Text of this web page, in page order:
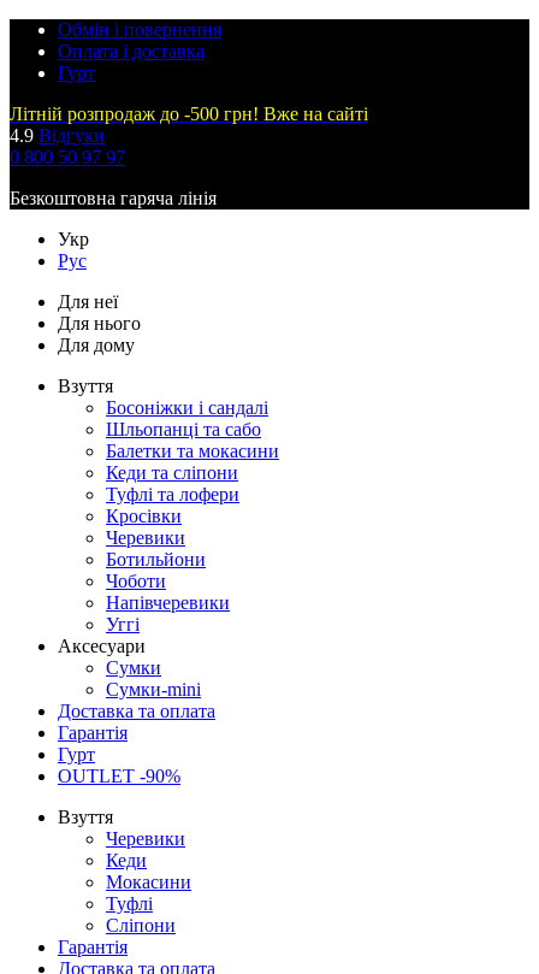
Обмін і повернення
Оплата і доставка
Гурт
Літній розпродаж до -500 грн! Вже на сайті
4.9 Відгуки
0 800 50 97 97
Безкоштовна гаряча лінія
Укр
Рус
Для неї
Для нього
Для дому
Взуття
Босоніжки і сандалі
Шльопанці та сабо
Балетки та мокасини
Кеди та сліпони
Туфлі та лофери
Кросівки
Черевики
Ботильйони
Чоботи
Напівчеревики
Уггі
Аксесуари
Сумки
Сумки-mini
Доставка та оплата
Гарантія
Гурт
OUTLET -90%
Взуття
Черевики
Кеди
Мокасини
Туфлі
Сліпони
Гарантія
Доставка та оплата